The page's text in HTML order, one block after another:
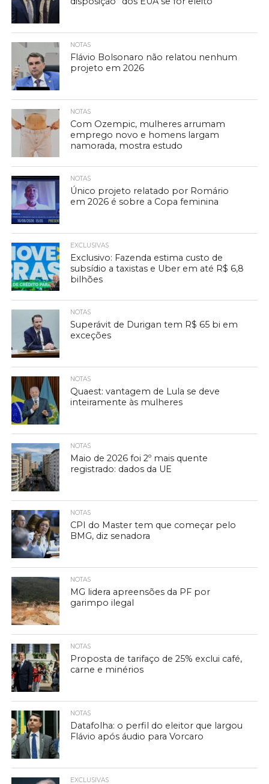
NOTAS
Flávio Bolsonaro não relatou nenhum
projeto em 2026
NOTAS
Com Ozempic, mulheres arrumam
emprego novo e homens largam
namorada, mostra estudo
NOTAS
Único projeto relatado por Romário
em 2026 é sobre a Copa feminina
EXCLUSIVAS
Exclusivo: Fazenda estima custo de
subsídio a taxistas e Uber em até R$ 6,8
bilhões
NOTAS
Superávit de Durigan tem R$ 65 bi em
exceções
NOTAS
Quaest: vantagem de Lula se deve
inteiramente às mulheres
NOTAS
Maio de 2026 foi 2º mais quente
registrado: dados da UE
NOTAS
CPI do Master tem que começar pelo
BMG, diz senadora
NOTAS
MG lidera apreensões da PF por
garimpo ilegal
NOTAS
Proposta de tarifaço de 25% exclui café,
carne e minérios
NOTAS
Datafolha: o perfil do eleitor que largou
Flávio após áudio para Vorcaro
EXCLUSIVAS